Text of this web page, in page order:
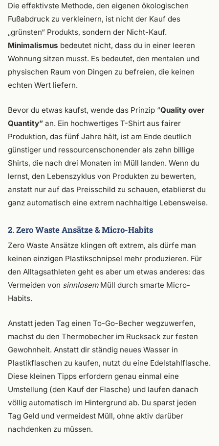
Die effektivste Methode, den eigenen ökologischen
Fußabdruck zu verkleinern, ist nicht der Kauf des
„grünsten“ Produkts, sondern der Nicht-Kauf.
Minimalismus bedeutet nicht, dass du in einer leeren
Wohnung sitzen musst. Es bedeutet, den mentalen und
physischen Raum von Dingen zu befreien, die keinen
echten Wert liefern.
Bevor du etwas kaufst, wende das Prinzip “Quality over
Quantity” an. Ein hochwertiges T-Shirt aus fairer
Produktion, das fünf Jahre hält, ist am Ende deutlich
günstiger und ressourcenschonender als zehn billige
Shirts, die nach drei Monaten im Müll landen. Wenn du
lernst, den Lebenszyklus von Produkten zu bewerten,
anstatt nur auf das Preisschild zu schauen, etablierst du
ganz automatisch eine extrem nachhaltige Lebensweise.
2. Zero Waste Ansätze & Micro-Habits
Zero Waste Ansätze klingen oft extrem, als dürfe man
keinen einzigen Plastikschnipsel mehr produzieren. Für
den Alltagsathleten geht es aber um etwas anderes: das
Vermeiden von sinnlosemMüll durch smarte Micro-
Habits.
Anstatt jeden Tag einen To-Go-Becher wegzuwerfen,
machst du den Thermobecher im Rucksack zur festen
Gewohnheit. Anstatt dir ständig neues Wasser in
Plastikflaschen zu kaufen, nutzt du eine Edelstahlflasche.
Diese kleinen Tipps erfordern genau einmal eine
Umstellung (den Kauf der Flasche) und laufen danach
völlig automatisch im Hintergrund ab. Du sparst jeden
Tag Geld und vermeidest Müll, ohne aktiv darüber
nachdenken zu müssen.